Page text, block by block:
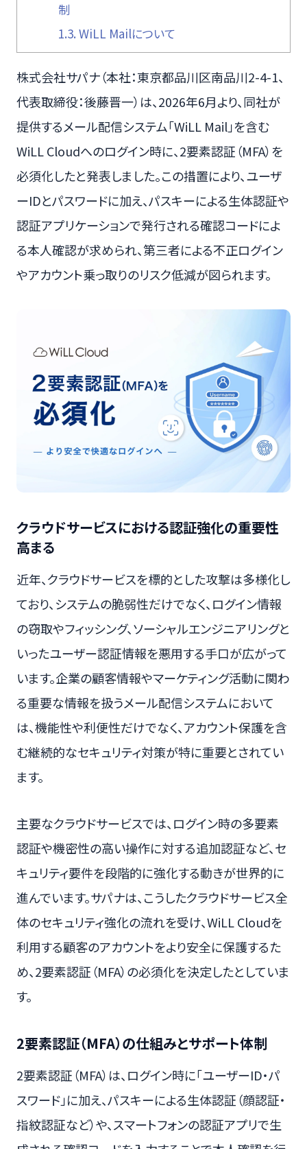
制
1.3. WiLL Mailについて
株式会社サパナ（本社：東京都品川区南品川2-4-1、
代表取締役：後藤晋一）は、2026年6月より、同社が
提供するメール配信システム「WiLL Mail」を含む
WiLL Cloudへのログイン時に、2要素認証（MFA）を
必須化したと発表しました。この措置により、ユーザ
ーIDとパスワードに加え、パスキーによる生体認証や
認証アプリケーションで発行される確認コードによ
る本人確認が求められ、第三者による不正ログイン
やアカウント乗っ取りのリスク低減が図られます。
クラウドサービスにおける認証強化の重要性
高まる
近年、クラウドサービスを標的とした攻撃は多様化し
ており、システムの脆弱性だけでなく、ログイン情報
の窃取やフィッシング、ソーシャルエンジニアリングと
いったユーザー認証情報を悪用する手口が広がって
います。企業の顧客情報やマーケティング活動に関わ
る重要な情報を扱うメール配信システムにおいて
は、機能性や利便性だけでなく、アカウント保護を含
む継続的なセキュリティ対策が特に重要とされてい
ます。
主要なクラウドサービスでは、ログイン時の多要素
認証や機密性の高い操作に対する追加認証など、セ
キュリティ要件を段階的に強化する動きが世界的に
進んでいます。サパナは、こうしたクラウドサービス全
体のセキュリティ強化の流れを受け、WiLL Cloudを
利用する顧客のアカウントをより安全に保護するた
め、2要素認証（MFA）の必須化を決定したとしていま
す。
2要素認証（MFA）の仕組みとサポート体制
2要素認証（MFA）は、ログイン時に「ユーザーID・パ
スワード」に加え、パスキーによる生体認証（顔認証・
指紋認証など）や、スマートフォンの認証アプリで生